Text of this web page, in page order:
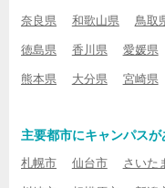
奈良県 和歌山県 鳥取
徳島県 香川県 愛媛県
熊本県 大分県 宮崎県
主要都市にキャンパス
札幌市 仙台市 さいた